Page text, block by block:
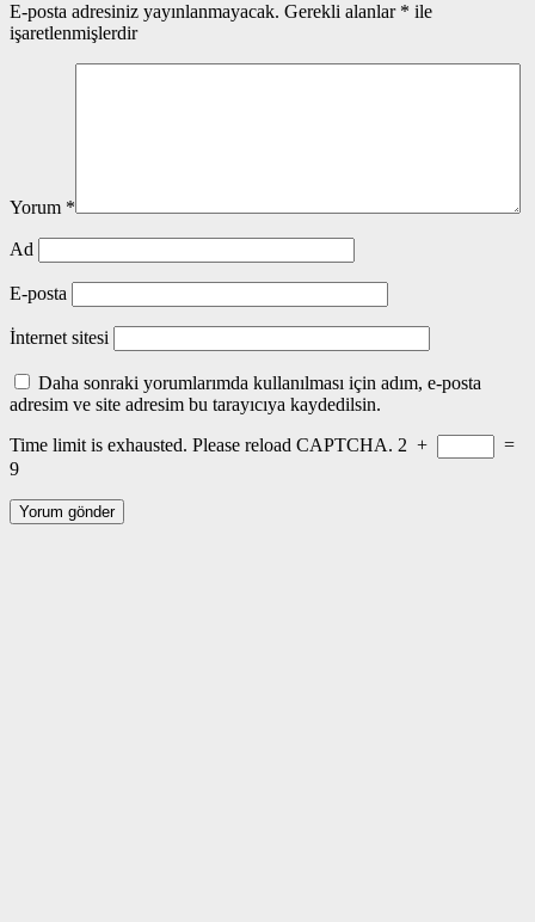
E-posta adresiniz yayınlanmayacak. Gerekli alanlar * ile
işaretlenmişlerdir
Yorum *
Ad
E-posta
İnternet sitesi
Daha sonraki yorumlarımda kullanılması için adım, e-posta
adresim ve site adresim bu tarayıcıya kaydedilsin.
Time limit is exhausted. Please reload CAPTCHA. 2 +
=
9